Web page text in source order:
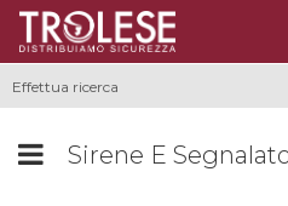
Sirene E